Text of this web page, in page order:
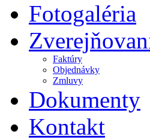
Fotogaléria
Faktúry
Objednávky
Zmluvy
Dokumenty
Kontakt